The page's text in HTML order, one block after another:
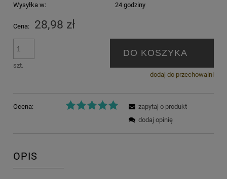
Wysyłka w: 24 godziny
Cena: 28,98 zł
szt.
DO KOSZYKA
dodaj do przechowalni
Ocena:
zapytaj o produkt
dodaj opinię
OPIS